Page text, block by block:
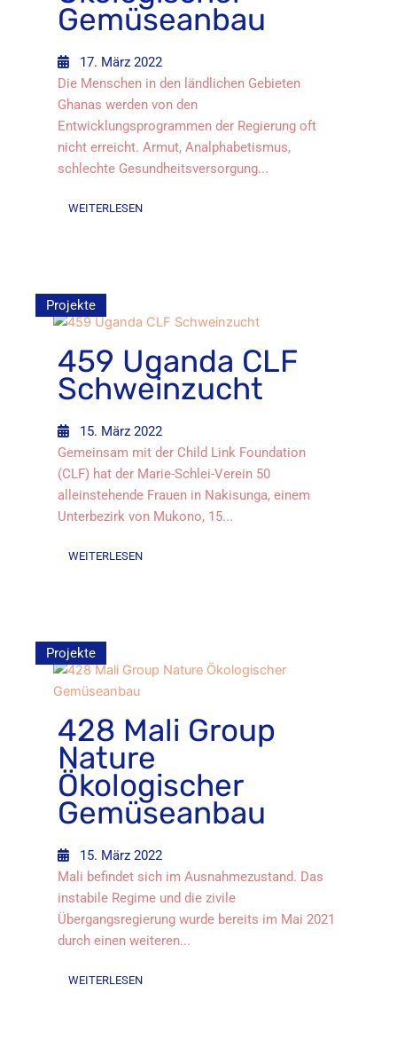
Gemüseanbau
17. März 2022
Die Menschen in den ländlichen Gebieten
Ghanas werden von den
Entwicklungsprogrammen der Regierung oft
nicht erreicht. Armut, Analphabetismus,
schlechte Gesundheitsversorgung...
WEITERLESEN
Projekte
459 Uganda CLF
Schweinzucht
15. März 2022
Gemeinsam mit der Child Link Foundation
(CLF) hat der Marie-Schlei-Verein 50
alleinstehende Frauen in Nakisunga, einem
Unterbezirk von Mukono, 15...
WEITERLESEN
Projekte
428 Mali Group
Nature
Ökologischer
Gemüseanbau
15. März 2022
Mali befindet sich im Ausnahmezustand. Das
instabile Regime und die zivile
Übergangsregierung wurde bereits im Mai 2021
durch einen weiteren...
WEITERLESEN